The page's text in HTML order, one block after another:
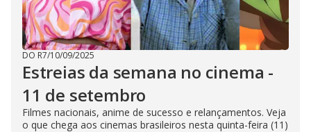
DO R7/10/09/2025
Estreias da semana no cinema -
11 de setembro
Filmes nacionais, anime de sucesso e relançamentos. Veja
o que chega aos cinemas brasileiros nesta quinta-feira (11)